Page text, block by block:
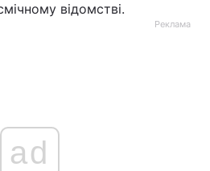
відомстві.
Реклама
ad